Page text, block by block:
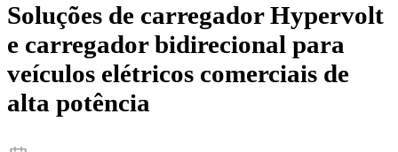
Soluções de carregador Hypervolt
e carregador bidirecional para
veículos elétricos comerciais de
alta potência